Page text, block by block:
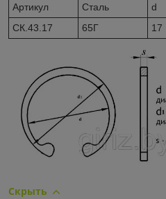
Артикул Сталь d
CК.43.17
65Г 17
Скрыть